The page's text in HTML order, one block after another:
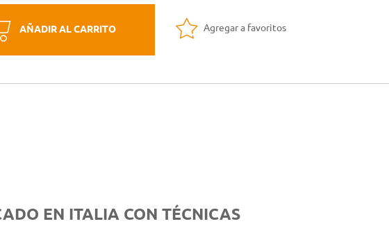
AÑADIR AL CARRITO Agregar a favoritos
EN ITALIA CON TÉCNICAS